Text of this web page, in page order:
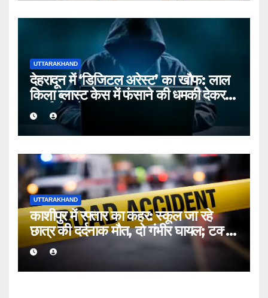
UTTARAKHAND
देहरादून में ‘डिजिटल अरेस्ट’ का खौफ: लाल
किला ब्लास्ट केस में फंसाने की धमकी देकर
बुजुर्ग से ठगे ₹13 लाख
UTTARAKHAND
काशीपुर में रफ्तार का कहर: स्कूल जा रहे
छात्र की दर्दनाक मौत, दो गंभीर घायल; टक्कर
मारकर चालक फरार